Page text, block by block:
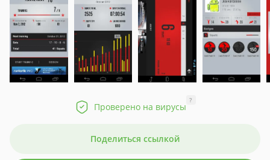
Проверено на вирусы
?
Поделиться ссылкой